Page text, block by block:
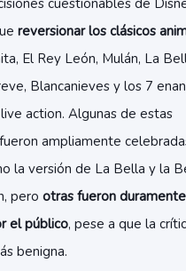
cuestionables de
reversionar los clásicos
El Rey León, Mulán, La
Blancanieves y los 7
action. Algunas de estas
ampliamente
la versión de La Bella y la
pero otras fueron duramente
el público, pese a que la
benigna.